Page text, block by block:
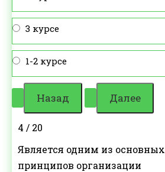
3 курсе
1-2 курсе
4 / 20
Является одним из основных
принципов организации